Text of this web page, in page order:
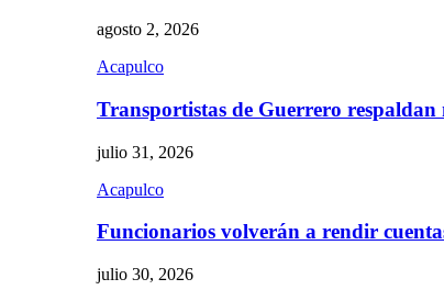
agosto 2, 2026
Acapulco
Transportistas de Guerrero
julio 31, 2026
Acapulco
Funcionarios volverán a rendir
julio 30, 2026